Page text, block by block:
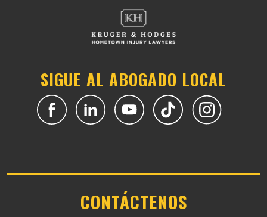
SIGUE AL ABOGADO LOCAL
CONTÁCTENOS